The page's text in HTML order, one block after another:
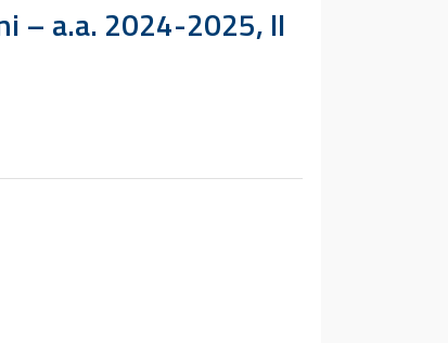
– a.a. 2024-2025, II